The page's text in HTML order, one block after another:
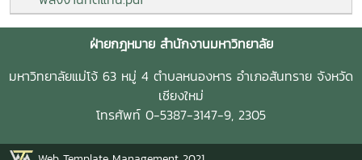
ฝ่ายกฎหมาย สำนักงานมหาวิทยาลัย
มหาวิทยาลัยแม่โจ้ 63 หมู่ 4 ตำบลหนองหาร อำเภอสันทราย จังหวัด
เชียงใหม่
โทรศัพท์ 0-5387-3147-9, 2305